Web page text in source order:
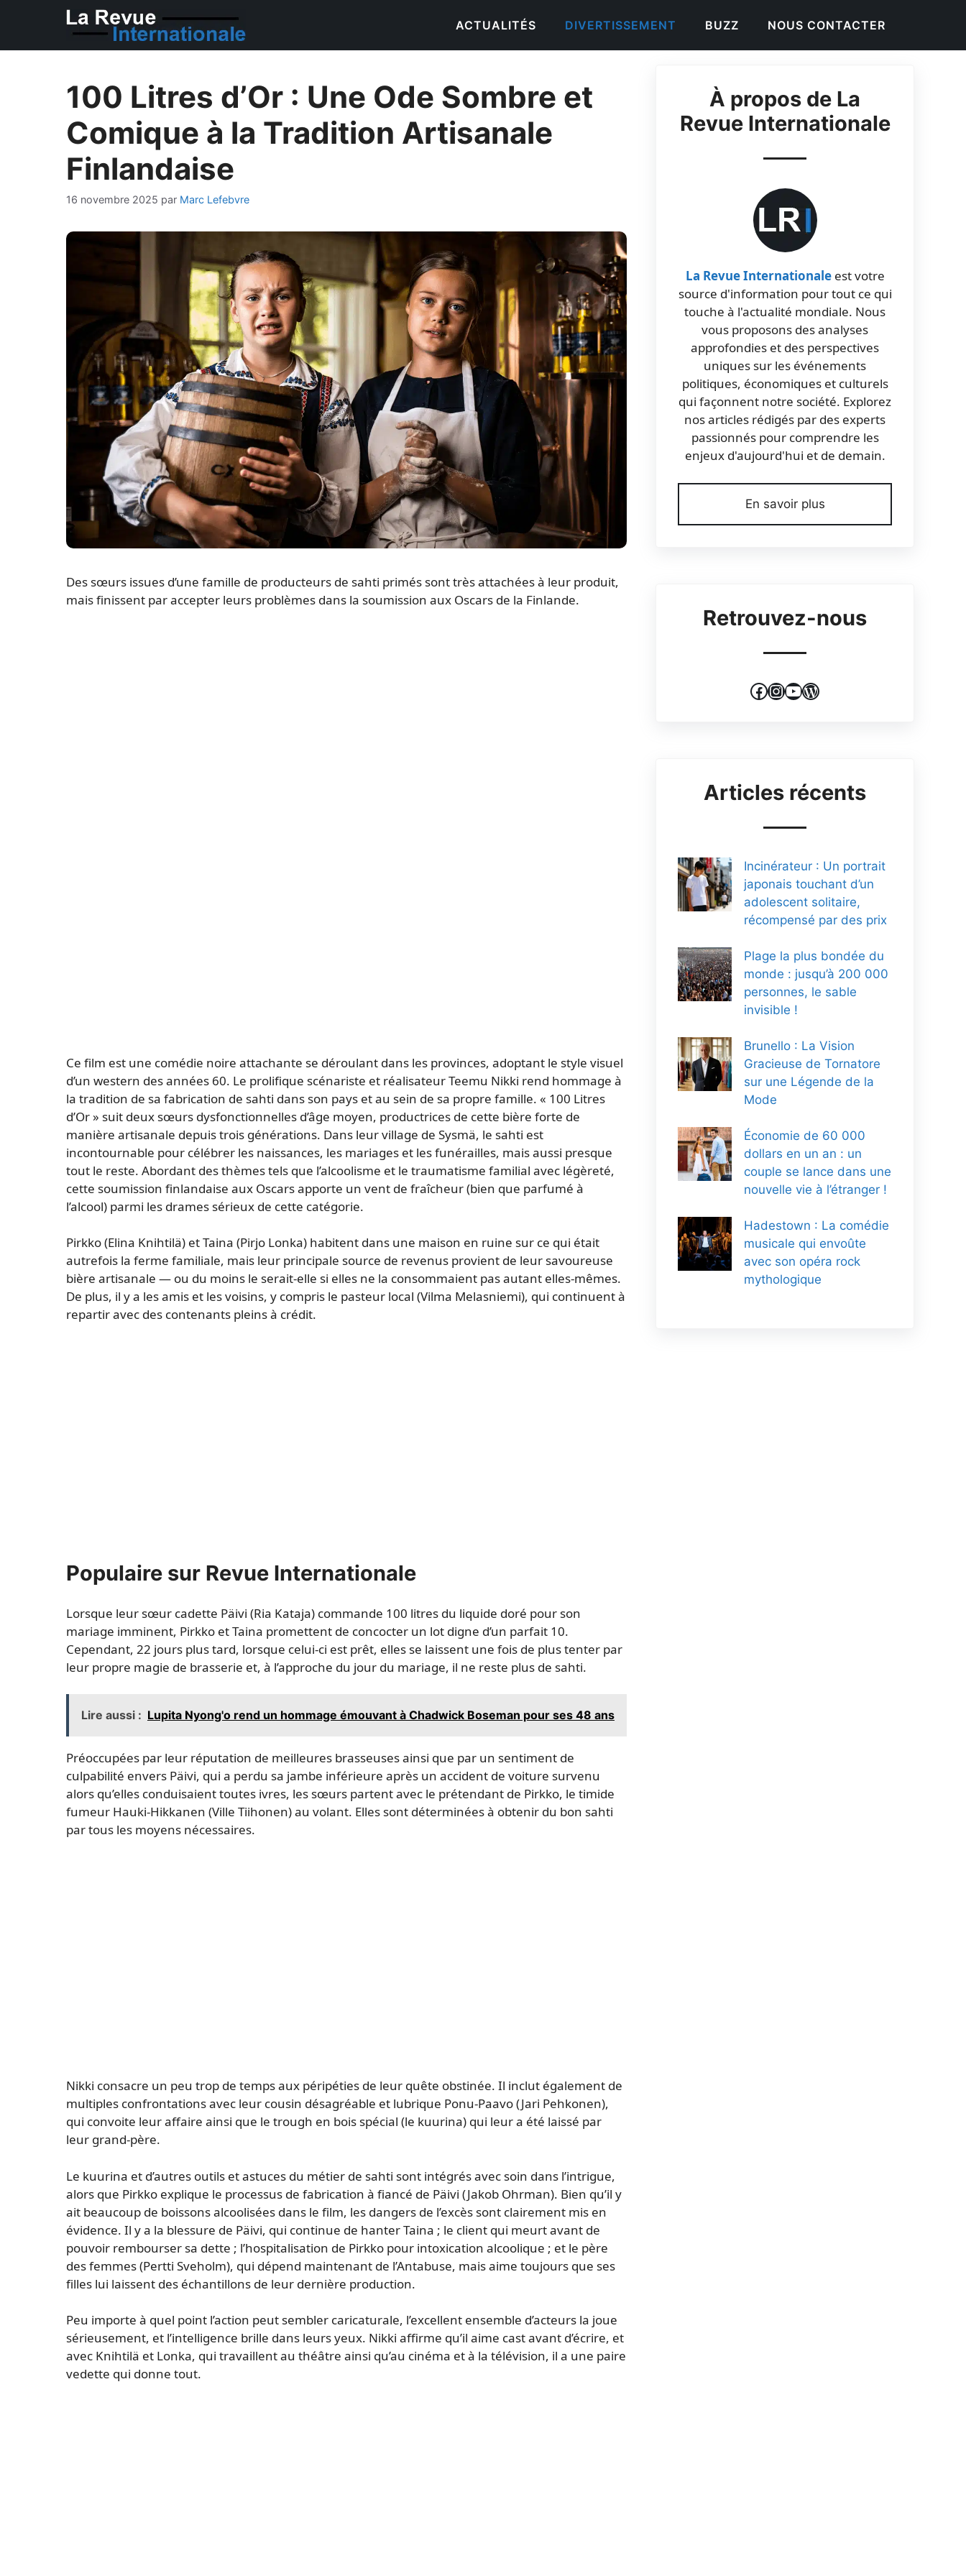
ACTUALITÉS DIVERTISSEMENT BUZZ NOUS CONTACTER
100 Litres d’Or : Une Ode Sombre et
Comique à la Tradition Artisanale
Finlandaise
16 novembre 2025 par Marc Lefebvre
Des sœurs issues d’une famille de producteurs de sahti primés sont très attachées à leur produit,
mais finissent par accepter leurs problèmes dans la soumission aux Oscars de la Finlande.
Ce film est une comédie noire attachante se déroulant dans les provinces, adoptant le style visuel
d’un western des années 60. Le prolifique scénariste et réalisateur Teemu Nikki rend hommage à
la tradition de sa fabrication de sahti dans son pays et au sein de sa propre famille. « 100 Litres
d’Or » suit deux sœurs dysfonctionnelles d’âge moyen, productrices de cette bière forte de
manière artisanale depuis trois générations. Dans leur village de Sysmä, le sahti est
incontournable pour célébrer les naissances, les mariages et les funérailles, mais aussi presque
tout le reste. Abordant des thèmes tels que l’alcoolisme et le traumatisme familial avec légèreté,
cette soumission finlandaise aux Oscars apporte un vent de fraîcheur (bien que parfumé à
l’alcool) parmi les drames sérieux de cette catégorie.
Pirkko (Elina Knihtilä) et Taina (Pirjo Lonka) habitent dans une maison en ruine sur ce qui était
autrefois la ferme familiale, mais leur principale source de revenus provient de leur savoureuse
bière artisanale — ou du moins le serait-elle si elles ne la consommaient pas autant elles-mêmes.
De plus, il y a les amis et les voisins, y compris le pasteur local (Vilma Melasniemi), qui continuent à
repartir avec des contenants pleins à crédit.
Populaire sur Revue Internationale
Lorsque leur sœur cadette Päivi (Ria Kataja) commande 100 litres du liquide doré pour son
mariage imminent, Pirkko et Taina promettent de concocter un lot digne d’un parfait 10.
Cependant, 22 jours plus tard, lorsque celui-ci est prêt, elles se laissent une fois de plus tenter par
leur propre magie de brasserie et, à l’approche du jour du mariage, il ne reste plus de sahti.
Lire aussi : Lupita Nyong'o rend un hommage émouvant à Chadwick Boseman pour ses 48 ans
Préoccupées par leur réputation de meilleures brasseuses ainsi que par un sentiment de
culpabilité envers Päivi, qui a perdu sa jambe inférieure après un accident de voiture survenu
alors qu’elles conduisaient toutes ivres, les sœurs partent avec le prétendant de Pirkko, le timide
fumeur Hauki-Hikkanen (Ville Tiihonen) au volant. Elles sont déterminées à obtenir du bon sahti
par tous les moyens nécessaires.
Nikki consacre un peu trop de temps aux péripéties de leur quête obstinée. Il inclut également de
multiples confrontations avec leur cousin désagréable et lubrique Ponu-Paavo (Jari Pehkonen),
qui convoite leur affaire ainsi que le trough en bois spécial (le kuurina) qui leur a été laissé par
leur grand-père.
Le kuurina et d’autres outils et astuces du métier de sahti sont intégrés avec soin dans l’intrigue,
alors que Pirkko explique le processus de fabrication à fiancé de Päivi (Jakob Ohrman). Bien qu’il y
ait beaucoup de boissons alcoolisées dans le film, les dangers de l’excès sont clairement mis en
évidence. Il y a la blessure de Päivi, qui continue de hanter Taina ; le client qui meurt avant de
pouvoir rembourser sa dette ; l’hospitalisation de Pirkko pour intoxication alcoolique ; et le père
des femmes (Pertti Sveholm), qui dépend maintenant de l’Antabuse, mais aime toujours que ses
filles lui laissent des échantillons de leur dernière production.
Peu importe à quel point l’action peut sembler caricaturale, l’excellent ensemble d’acteurs la joue
sérieusement, et l’intelligence brille dans leurs yeux. Nikki affirme qu’il aime cast avant d’écrire, et
avec Knihtilä et Lonka, qui travaillent au théâtre ainsi qu’au cinéma et à la télévision, il a une paire
vedette qui donne tout.
À propos de La
Revue Internationale
La Revue Internationaleest votre
source d'information pour tout ce qui
touche à l'actualité mondiale. Nous
vous proposons des analyses
approfondies et des perspectives
uniques sur les événements
politiques, économiques et culturels
qui façonnent notre société. Explorez
nos articles rédigés par des experts
passionnés pour comprendre les
enjeux d'aujourd'hui et de demain.
En savoir plus
Retrouvez-nous
Facebook
Instagram
YouTube
WordPress
Articles récents
Incinérateur : Un portrait
japonais touchant d’un
adolescent solitaire,
récompensé par des prix
Plage la plus bondée du
monde : jusqu’à 200 000
personnes, le sable
invisible !
Brunello : La Vision
Gracieuse de Tornatore
sur une Légende de la
Mode
Économie de 60 000
dollars en un an : un
couple se lance dans une
nouvelle vie à l’étranger !
Hadestown : La comédie
musicale qui envoûte
avec son opéra rock
mythologique